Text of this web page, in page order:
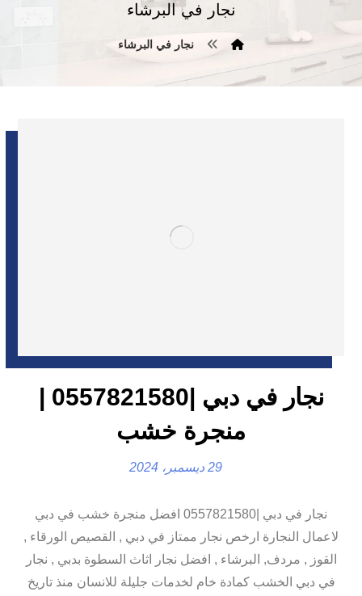
نجار في البرشاء
نجار في البرشاء
نجار في دبي |0557821580 |
منجرة خشب
29 ديسمبر، 2024
نجار في دبي |0557821580 افضل منجرة خشب في دبي
لاعمال النجارة ارخص نجار ممتاز في دبي , القصيص الورقاء ,
القوز , مردف, البرشاء , افضل نجار اثاث السطوة بدبي , نجار
في دبي الخشب كمادة خام لخدمات جليلة للانسان منذ تاريخ